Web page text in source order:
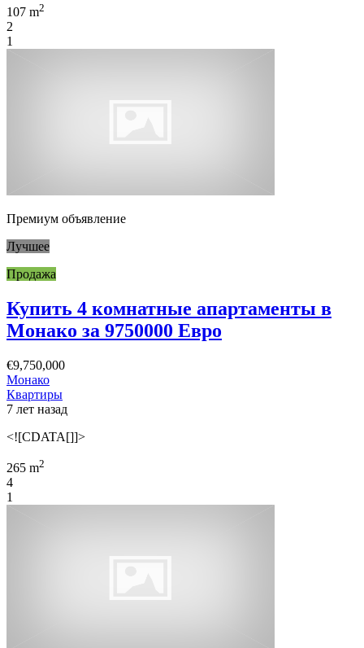
107 m2
2
1
Премиум объявление
Лучшее
Продажа
Купить 4 комнатные апартаменты в
Монако за 9750000 Евро
€9,750,000
Монако
Квартиры
7 лет назад
<![CDATA[]]>
265 m2
4
1